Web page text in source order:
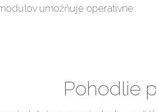
umožňuje operatívne
Pohodlie